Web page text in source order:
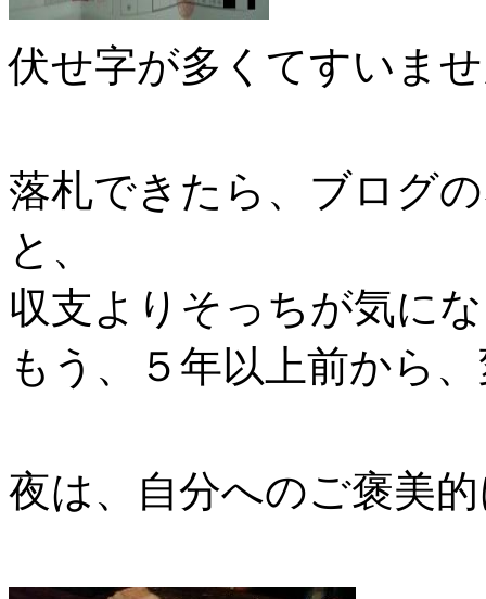
伏せ字が多くてすいま
落札できたら、ブログ
と、
収支よりそっちが気に
もう、５年以上前から
夜は、自分へのご褒美